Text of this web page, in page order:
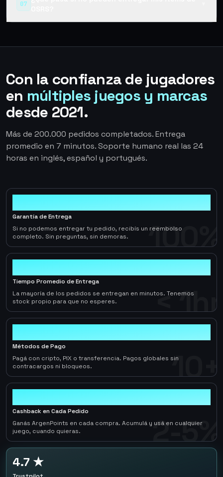
07
OSRS?
Con la confianza de jugadores
en múltiples juegos y marcas
desde 2021.
Más de 200.000 pedidos completados. Entrega
promedio en 7 minutos. Soporte humano real las 24
horas en inglés, español y portugués.
100%
Garantía de Entrega
Si no podemos entregar tu pedido, recibís un reembolso
completo. Sin preguntas, sin demoras.
< 1hr
Tiempo Promedio de Entrega
La mayoría de los pedidos se entregan en minutos. Tenemos
stock propio para que no esperes.
10+
Métodos de Pago
Pagá con cripto, PIX o transferencia. Pagos globales sin
contracargos ni bloqueos.
2-5%
Cashback en Cada Pedido
Ganás ArgenPoints en cada compra. Acumulá y usá en cualquier
juego, cuando quieras.
4.7 ★